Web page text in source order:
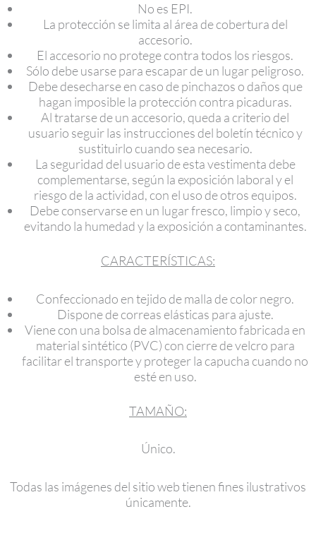
No es EPI.
La protección se limita al área de cobertura del
accesorio.
El accesorio no protege contra todos los riesgos.
Sólo debe usarse para escapar de un lugar peligroso.
Debe desecharse en caso de pinchazos o daños que
hagan imposible la protección contra picaduras.
Al tratarse de un accesorio, queda a criterio del
usuario seguir las instrucciones del boletín técnico y
sustituirlo cuando sea necesario.
La seguridad del usuario de esta vestimenta debe
complementarse, según la exposición laboral y el
riesgo de la actividad, con el uso de otros equipos.
Debe conservarse en un lugar fresco, limpio y seco,
evitando la humedad y la exposición a contaminantes.
CARACTERÍSTICAS:
Confeccionado en tejido de malla de color negro.
Dispone de correas elásticas para ajuste.
Viene con una bolsa de almacenamiento fabricada en
material sintético (PVC) con cierre de velcro para
facilitar el transporte y proteger la capucha cuando no
esté en uso.
TAMAÑO:
Único.
Todas las imágenes del sitio web tienen fines ilustrativos
únicamente.